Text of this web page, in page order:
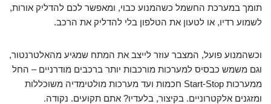
תומך במערכת החשמל כשהמנוע כבוי, ומאפשר לכם להדליק אורות,
לשמוע רדיו, או לטעון את הטלפון בלי להדליק את הרכב.
וכשהמנוע פועל, המצבר עוזר לייצב את המתח שמגיע מהאלטרנטור,
וגם משמש כבסיס למערכות מורכבות יותר ברכבים מודרניים – החל
ממערכות Start-Stop חכמות ועד מערכות מולטימדיה משוכללות
ומזגנים אלקטרוניים. בקיצור, בלעדיו? אתם תקועים. נקודה.